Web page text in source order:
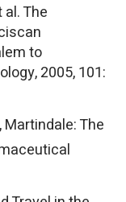
The
to
2005, 101:
Martindale: The